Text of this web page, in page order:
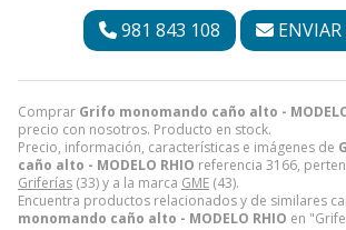
Comprar Grifo monomando caño alto -
precio con nosotros. Producto en stock.
Precio, información, características e imágenes de
caño alto - MODELO RHIO referencia 3166,
Griferías (33) y a la marca GME (43).
Encuentra productos relacionados y de similares
monomando caño alto - MODELO RHIO en
981 843 108